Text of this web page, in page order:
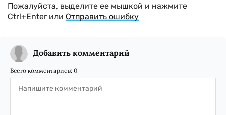
Пожалуйста, выделите ее мышкой и нажмите
Ctrl+Enter или Отправить ошибку
Добавить комментарий
Всего комментариев: 0